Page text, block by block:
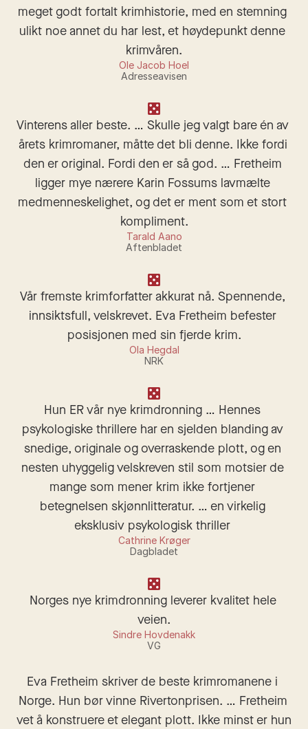
meget godt fortalt krimhistorie, med en stemning
ulikt noe annet du har lest, et høydepunkt denne
krimvåren.
Ole Jacob Hoel
Adresseavisen
Vinterens aller beste. … Skulle jeg valgt bare én av
årets krimromaner, måtte det bli denne. Ikke fordi
den er original. Fordi den er så god. … Fretheim
ligger mye nærere Karin Fossums lavmælte
medmenneskelighet, og det er ment som et stort
kompliment.
Tarald Aano
Aftenbladet
Vår fremste krim­forfatter akkurat nå. Spennende,
innsikts­full, vel­skrevet. Eva Fret­heim befester
posisjonen med sin fjerde krim.
Ola Hegdal
NRK
Hun ER vår nye krimdronning … Hennes
psykologiske thrillere har en sjelden blanding av
snedige, originale og overraskende plott, og en
nesten uhyggelig velskreven stil som motsier de
mange som mener krim ikke fortjener
betegnelsen skjønnlitteratur. … en virkelig
eksklusiv psykologisk thriller
Cathrine Krøger
Dagbladet
Norges nye krimdronning leverer kvalitet hele
veien.
Sindre Hovdenakk
VG
Eva Fretheim skriver de beste krimromanene i
Norge. Hun bør vinne Rivertonprisen. … Fretheim
vet å konstruere et elegant plott. Ikke minst er hun